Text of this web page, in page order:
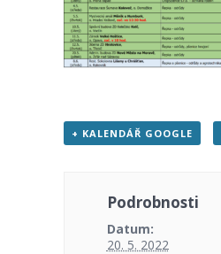
+ KALENDÁŘ GOOGLE
Podrobnosti
Datum:
20. 5. 2022